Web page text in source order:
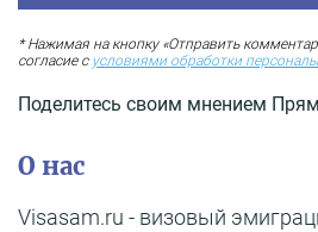
* Нажимая на кнопку «Отправить
согласие с условиями обработки
Поделитесь своим мнением
О нас
Visasam.ru - визовый